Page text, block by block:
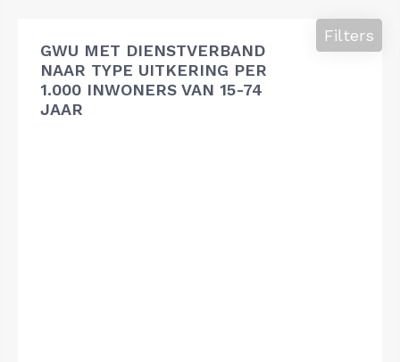
GWU MET DIENSTVERBAND
NAAR TYPE UITKERING PER
1.000 INWONERS VAN 15-74
JAAR
Filters